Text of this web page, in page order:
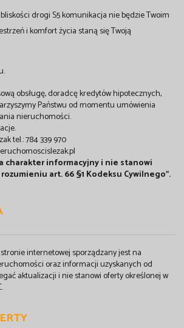
drogi S5 komunikacja nie będzie Twoim
i komfort życia staną się Twoją
obsługę, doradcę kredytów hipotecznych,
Państwu od momentu umówienia
nieruchomości.
tel.: 784 339 970
charakter informacyjny i nie stanowi
art. 66 §1 Kodeksu Cywilnego”.
internetowej sporządzany jest na
oraz informacji uzyskanych od
aktualizacji i nie stanowi oferty określonej w